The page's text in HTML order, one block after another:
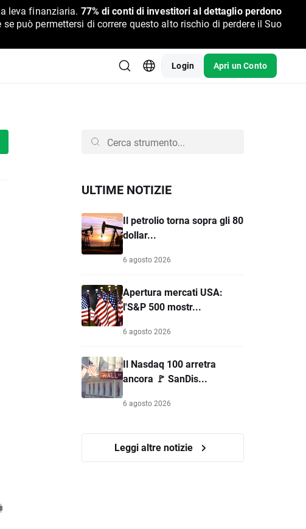
leva finanziaria. 77% di conti di investitori al dettaglio perdono
può permettersi di correre questo alto rischio di perdere il Suo
Login Apri un Conto
ULTIME NOTIZIE
Il petrolio torna sopra gli 80
dollar...
6 agosto 2026
Apertura mercati USA:
l'S&P 500 mostr...
6 agosto 2026
Il Nasdaq 100 arretra
ancora 🚩 SanDis...
6 agosto 2026
Leggi altre notizie